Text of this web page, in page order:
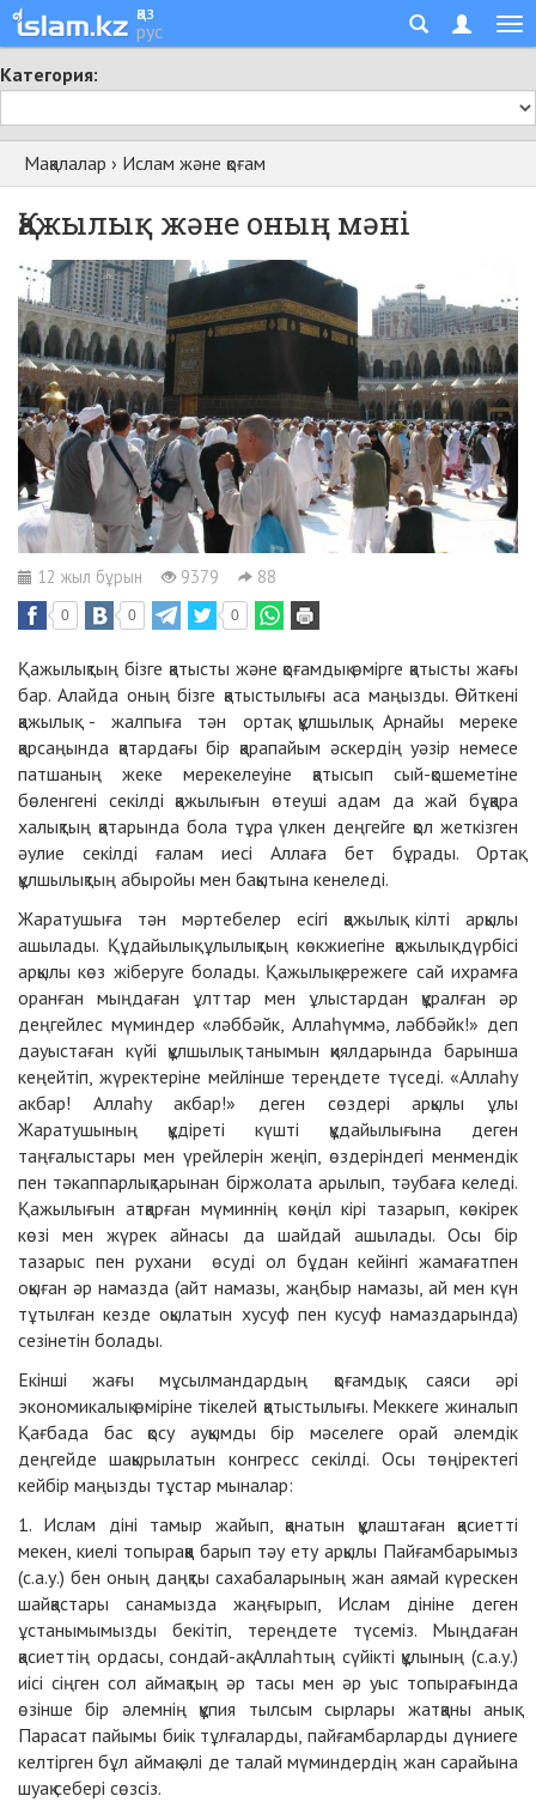
қаз
рус
Категория:
Мақалалар › Ислам және қоғам
Қажылық және оның мәні
12 жыл бұрын 9379 88
0 0 0
Қажылықтың бізге қатысты және қоғамдық өмірге қатысты жағы
бар. Алайда оның бізге қатыстылығы аса маңызды. Өйткені
қажылық - жалпыға тән ортақ құлшылық. Арнайы мереке
қарсаңында қатардағы бір қарапайым әскердің уәзір немесе
патшаның жеке мерекелеуіне қатысып сый-қошеметіне
бөленгені секілді қажылығын өтеуші адам да жай бұқара
халықтың қатарында бола тұра үлкен деңгейге қол жеткізген
әулие секілді ғалам иесі Аллаға бет бұрады. Ортақ
құлшылықтың абыройы мен бақытына кенеледі.
Жаратушыға тән мәртебелер есігі қажылық кілті арқылы
ашылады. Құдайылық ұлылықтың көкжиегіне қажылық дүрбісі
арқылы көз жіберуге болады. Қажылық ережеге сай ихрамға
оранған мыңдаған ұлттар мен ұлыстардан құралған әр
деңгейлес мүминдер «ләббәйк, Аллаһүммә, ләббәйк!» деп
дауыстаған күйі құлшылық танымын қиялдарында барынша
кеңейтіп, жүректеріне мейлінше тереңдете түседі. «Аллаһу
акбар! Аллаһу акбар!» деген сөздері арқылы ұлы
Жаратушының құдіреті күшті құдайылығына деген
таңғалыстары мен үрейлерін жеңіп, өздеріндегі менмендік
пен тәкаппарлықтарынан біржолата арылып, тәубаға келеді.
Қажылығын атқарған мүминнің көңіл кірі тазарып, көкірек
көзі мен жүрек айнасы да шайдай ашылады. Осы бір
тазарыс пен рухани өсуді ол бұдан кейінгі жамағатпен
оқыған әр намазда (айт намазы, жаңбыр намазы, ай мен күн
тұтылған кезде оқылатын хусуф пен кусуф намаздарында)
сезінетін болады.
Екінші жағы мұсылмандардың қоғамдық, саяси әрі
экономикалық өміріне тікелей қатыстылығы. Меккеге жиналып
Қағбада бас қосу ауқымды бір мәселеге орай әлемдік
деңгейде шақырылатын конгресс секілді. Осы төңіректегі
кейбір маңызды тұстар мыналар:
1. Ислам діні тамыр жайып, қанатын құлаштаған қасиетті
мекен, киелі топыраққа барып тәу ету арқылы Пайғамбарымыз
(с.а.у.) бен оның даңқты сахабаларының жан аямай күрескен
шайқастары санамызда жаңғырып, Ислам дініне деген
ұстанымымызды бекітіп, тереңдете түсеміз. Мыңдаған
қасиеттің ордасы, сондай-ақ Аллаһтың сүйікті құлының (с.а.у.)
иісі сіңген сол аймақтың әр тасы мен әр уыс топырағында
өзінше бір әлемнің құпия тылсым сырлары жатқаны анық.
Парасат пайымы биік тұлғаларды, пайғамбарларды дүниеге
келтірген бұл аймақ әлі де талай мүминдердің жан сарайына
шуақ себері сөзсіз.